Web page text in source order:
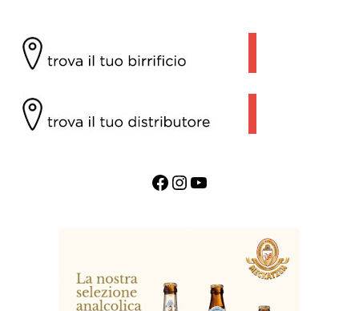
Facebook InstagramYouTube